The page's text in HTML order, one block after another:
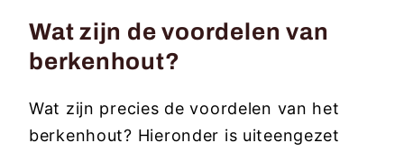
Wat zijn de voordelen van
berkenhout?
Wat zijn precies de voordelen van het
berkenhout? Hieronder is uiteengezet